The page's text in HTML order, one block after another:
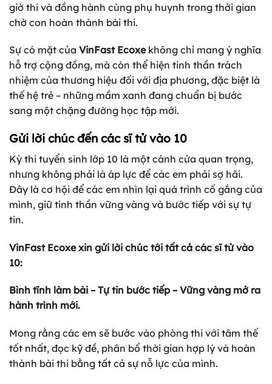
giờ thi và đồng hành cùng phụ huynh trong thời gian
chờ con hoàn thành bài thi.
Sự có mặt của VinFast Ecoxekhông chỉ mang ý nghĩa
hỗ trợ cộng đồng, mà còn thể hiện tinh thần trách
nhiệm của thương hiệu đối với địa phương, đặc biệt là
thế hệ trẻ – những mầm xanh đang chuẩn bị bước
sang một chặng đường học tập mới.
Gửi lời chúc đến các sĩ tử vào 10
Kỳ thi tuyển sinh lớp 10 là một cánh cửa quan trọng,
nhưng không phải là áp lực để các em phải sợ hãi.
Đây là cơ hội để các em nhìn lại quá trình cố gắng của
mình, giữ tinh thần vững vàng và bước tiếp với sự tự
tin.
VinFast Ecoxe xin gửi lời chúc tới tất cả các sĩ tử vào
10:
Bình tĩnh làm bài – Tự tin bước tiếp – Vững vàng mở ra
hành trình mới.
Mong rằng các em sẽ bước vào phòng thi với tâm thế
tốt nhất, đọc kỹ đề, phân bổ thời gian hợp lý và hoàn
thành bài thi bằng tất cả sự nỗ lực của mình.